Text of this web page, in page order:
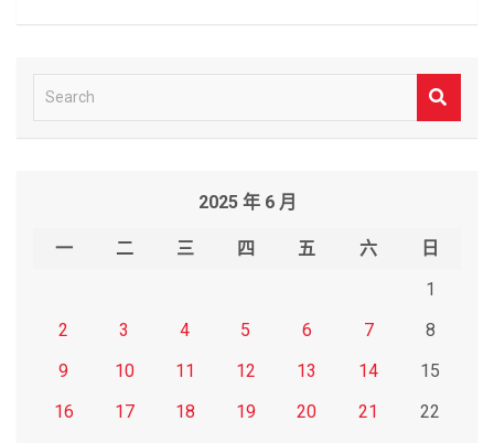
e
2025 年 6 月
一 二 三 四 五 六
日
1
2
3 4 5 6 7
8
9
10 11 12 13 14
15
16
17 18 19 20 21
22